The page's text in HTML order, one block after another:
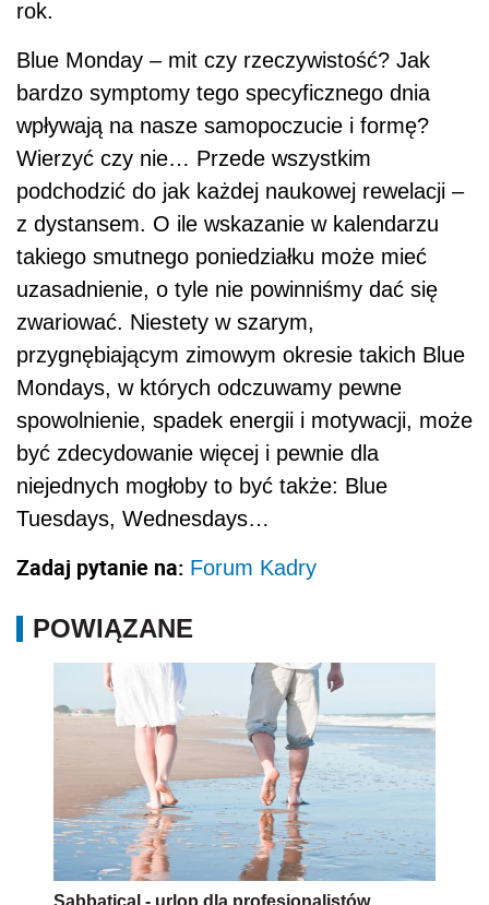
rok.
Blue Monday – mit czy rzeczywistość? Jak
bardzo symptomy tego specyficznego dnia
wpływają na nasze samopoczucie i formę?
Wierzyć czy nie… Przede wszystkim
podchodzić do jak każdej naukowej rewelacji –
z dystansem. O ile wskazanie w kalendarzu
takiego smutnego poniedziałku może mieć
uzasadnienie, o tyle nie powinniśmy dać się
zwariować. Niestety w szarym,
przygnębiającym zimowym okresie takich Blue
Mondays, w których odczuwamy pewne
spowolnienie, spadek energii i motywacji, może
być zdecydowanie więcej i pewnie dla
niejednych mogłoby to być także: Blue
Tuesdays, Wednesdays…
Zadaj pytanie na: Forum Kadry
POWIĄZANE
Sabbatical - urlop dla profesjonalistów